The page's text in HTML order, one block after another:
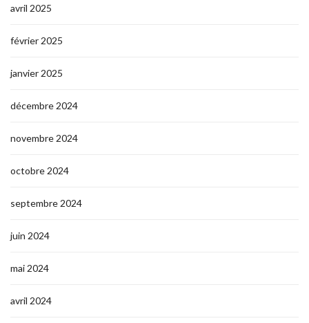
avril 2025
février 2025
janvier 2025
décembre 2024
novembre 2024
octobre 2024
septembre 2024
juin 2024
mai 2024
avril 2024